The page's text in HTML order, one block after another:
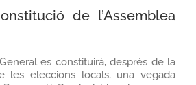
de l’Assemblea
General es constituirà, després de la
les eleccions locals, una vegada